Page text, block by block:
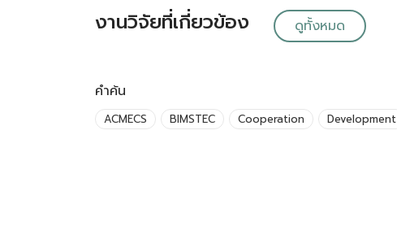
งานวิจัยที่เกี่ยวข้อง ดูทั้งหมด
คำค้น
ACMECS BIMSTEC Cooperation Development